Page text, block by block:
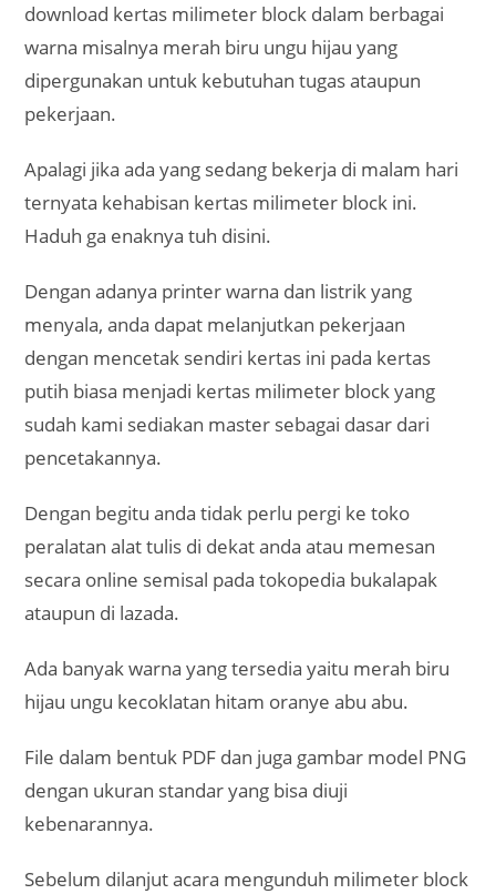
download kertas milimeter block dalam berbagai
warna misalnya merah biru ungu hijau yang
dipergunakan untuk kebutuhan tugas ataupun
pekerjaan.
Apalagi jika ada yang sedang bekerja di malam hari
ternyata kehabisan kertas milimeter block ini.
Haduh ga enaknya tuh disini.
Dengan adanya printer warna dan listrik yang
menyala, anda dapat melanjutkan pekerjaan
dengan mencetak sendiri kertas ini pada kertas
putih biasa menjadi kertas milimeter block yang
sudah kami sediakan master sebagai dasar dari
pencetakannya.
Dengan begitu anda tidak perlu pergi ke toko
peralatan alat tulis di dekat anda atau memesan
secara online semisal pada tokopedia bukalapak
ataupun di lazada.
Ada banyak warna yang tersedia yaitu merah biru
hijau ungu kecoklatan hitam oranye abu abu.
File dalam bentuk PDF dan juga gambar model PNG
dengan ukuran standar yang bisa diuji
kebenarannya.
Sebelum dilanjut acara mengunduh milimeter block